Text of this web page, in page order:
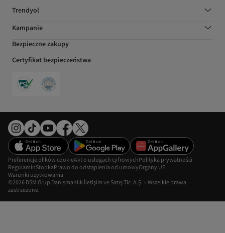
Trendyol
Kampanie
Bezpieczne zakupy
Certyfikat bezpieczeństwa
©2026 DSM Grup Danışmanlık İletişim ve Satış Tic. A.Ş. – Wszelkie prawa
zastrzeżone.
Preferencje plików cookieAkt o usługach cyfrowychPolityka prywatności
RegulaminStopkaPrawo do odstąpienia od umowyOrgany UE
Warunki użytkowania